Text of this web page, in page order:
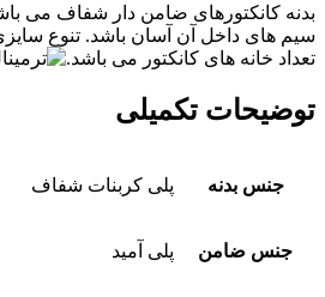
بدنه کانکتورهای ضامن دار شفاف می
سيم های داخل آن آسان باشد. تنوع
تعداد خانه های کانکتور می باشد.
توضیحات تکمیلی
جنس بدنه پلی کربنات شفاف
جنس ضامن پلی آميد